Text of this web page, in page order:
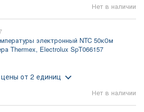
Нет в наличии
электронный NTC 50кОм
Thermex, Electrolux SpT066157
Нет в наличии
от 2 единиц